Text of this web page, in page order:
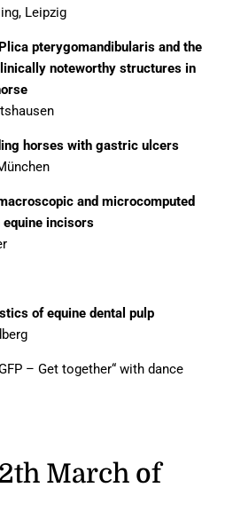
Leipzig
pterygomandibularis and the
noteworthy structures in
horses with gastric ulcers
and microcomputed
incisors
of equine dental pulp
– Get together“ with dance
March of